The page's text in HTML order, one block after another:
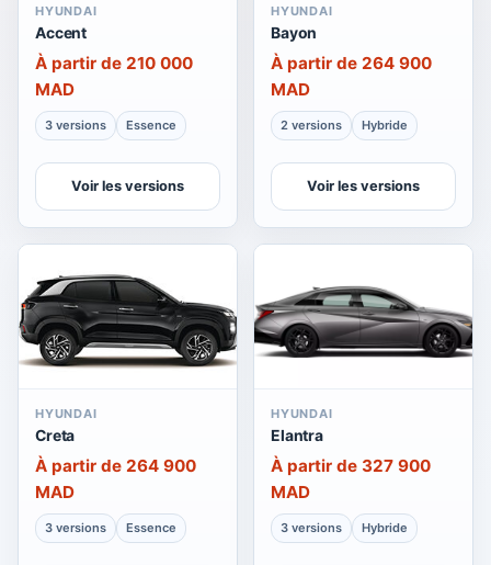
HYUNDAI
Accent
À partir de 210 000
MAD
3 versions Essence
Voir les versions
HYUNDAI
Bayon
À partir de 264 900
MAD
2 versions Hybride
Voir les versions
HYUNDAI
Creta
À partir de 264 900
MAD
3 versions Essence
HYUNDAI
Elantra
À partir de 327 900
MAD
3 versions Hybride